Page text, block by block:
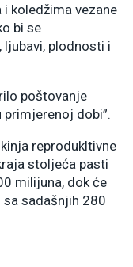
koledžima vezane
bi se
plodnosti i
poštovanje
primjerenoj dobi”.
reprodukltivne
stoljeća pasti
milijuna, dok će
sadašnjih 280